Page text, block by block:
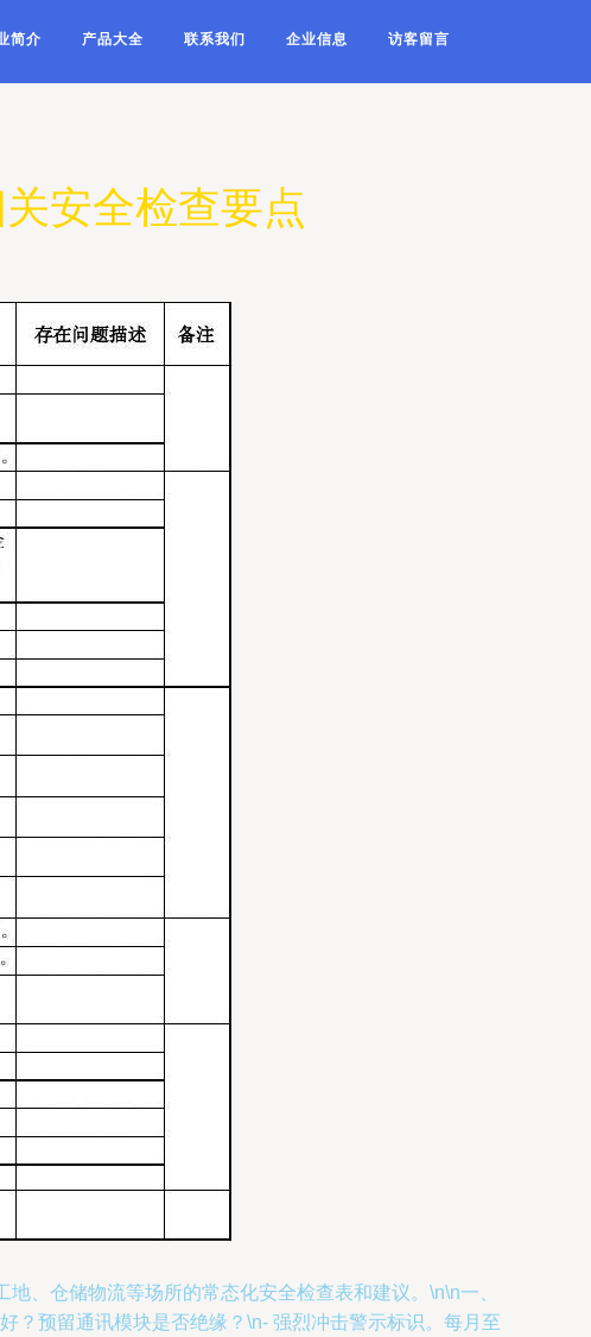
简介 产品大全 联系我们 企业信息 访客留言
安全检查要点
、仓储物流等场所的常态化安全检查表和建议。\n\n一、
？预留通讯模块是否绝缘？\n- 强烈冲击警示标识。每月至